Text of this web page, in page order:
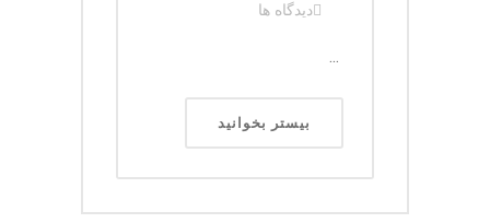
دیدگاه ها
بیستر بخوانید